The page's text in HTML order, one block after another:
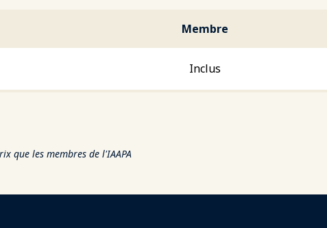
Membre
Inclus
que les membres de l'IAAPA